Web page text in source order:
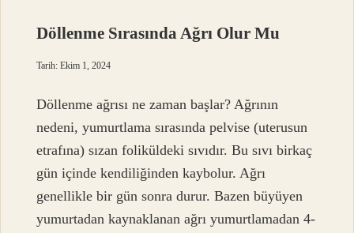
Döllenme Sırasında Ağrı Olur Mu
Tarih: Ekim 1, 2024
Döllenme ağrısı ne zaman başlar? Ağrının
nedeni, yumurtlama sırasında pelvise (uterusun
etrafına) sızan foliküldeki sıvıdır. Bu sıvı birkaç
gün içinde kendiliğinden kaybolur. Ağrı
genellikle bir gün sonra durur. Bazen büyüyen
yumurtadan kaynaklanan ağrı yumurtlamadan 4-